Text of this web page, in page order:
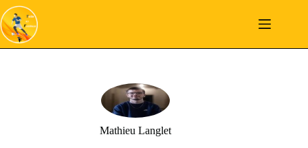
Passer
au
contenu
Mathieu Langlet